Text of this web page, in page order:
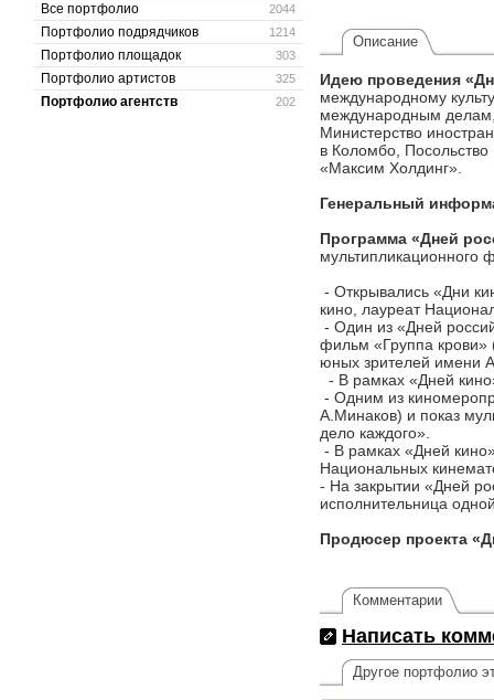
2044
Все портфолио
1214
Портфолио подрядчиков
303
Портфолио площадок
325
Портфолио артистов
202
Портфолио агентств
Описание
Идею проведения
международному
международным
Министерство
в Коломбо,
«Максим Холдинг».
Генеральный
Программа «Дней
мультипликационного
- Открывались «Дни
кино, лауреат
- Один из «Дней
фильм «Группа крови»
юных зрителей имени
- В рамках «Дней
- Одним из
А.Минаков) и показ
дело каждого».
- В рамках «Дней
Национальных
- На закрытии «Дней
исполнительница
Продюсер проекта
Комментарии
Написать
Другое портфолио